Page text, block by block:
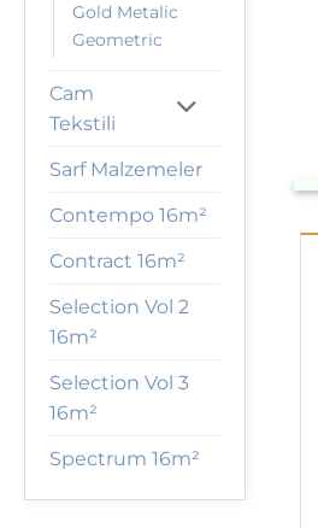
Gold Metalic
Geometric
Cam
Tekstili
Sarf Malzemeler
Contempo 16m²
Contract 16m²
Selection Vol 2
16m²
Selection Vol 3
16m²
Spectrum 16m²